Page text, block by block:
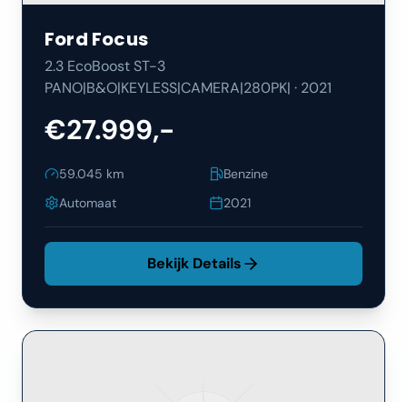
Ford Focus
2.3 EcoBoost ST-3
PANO|B&O|KEYLESS|CAMERA|280PK| · 2021
€27.999,-
59.045 km
Benzine
Automaat
2021
Bekijk Details